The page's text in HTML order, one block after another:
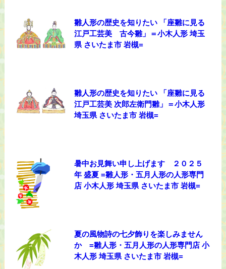
雛人形の歴史を知りたい 「座雛に見る
江戸工芸美 古今雛」＝小木人形 埼玉
県 さいたま市 岩槻=
雛人形の歴史を知りたい 「座雛に見る
江戸工芸美 次郎左衛門雛」＝小木人形
埼玉県 さいたま市 岩槻=
暑中お見舞い申し上げます ２０２５
年 盛夏 =雛人形・五月人形の人形専門
店 小木人形 埼玉県 さいたま市 岩槻=
夏の風物詩の七夕飾りを楽しみません
か =雛人形・五月人形の人形専門店 小
木人形 埼玉県 さいたま市 岩槻=